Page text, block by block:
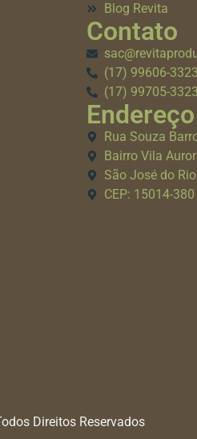
Blog Revita
Contato
(17) 99606-3323
(17) 99705-3323
Endereço
Rua Souza
Bairro Vila
São José do
CEP: 15014-380
Direitos Reservados